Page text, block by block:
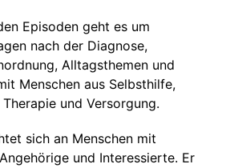
Episoden geht es um
nach der Diagnose,
Alltagsthemen und
Menschen aus Selbsthilfe,
und Versorgung.
sich an Menschen mit
und Interessierte. Er